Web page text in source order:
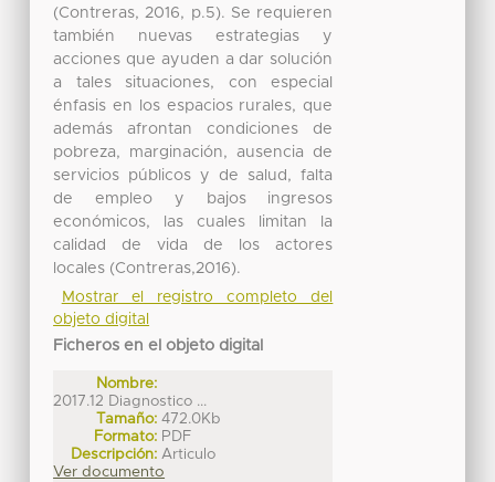
(Contreras, 2016, p.5). Se requieren
también nuevas estrategias y
acciones que ayuden a dar solución
a tales situaciones, con especial
énfasis en los espacios rurales, que
además afrontan condiciones de
pobreza, marginación, ausencia de
servicios públicos y de salud, falta
de empleo y bajos ingresos
económicos, las cuales limitan la
calidad de vida de los actores
locales (Contreras,2016).
Mostrar el registro completo del
objeto digital
Ficheros en el objeto digital
Nombre:
2017.12 Diagnostico ...
Tamaño: 472.0Kb
Formato: PDF
Descripción: Articulo
Ver documento